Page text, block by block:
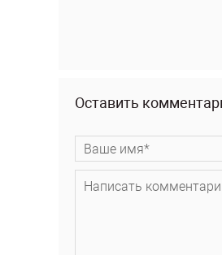
Оставить